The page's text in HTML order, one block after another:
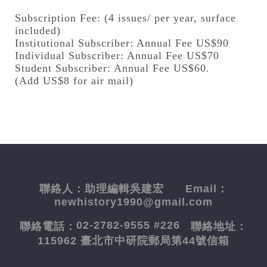
Subscription Fee: (4 issues/ per year, surface
included)
Institutional Subscriber: Annual Fee US$90
Individual Subscriber: Annual Fee US$70
Student Subscriber: Annual Fee US$60.
(Add US$8 for air mail)
聯絡人： 助理編輯吳建宏 Email：
newhistory1990@gmail.com
聯絡電話： 02-2782-9555 #226 聯絡地址：
115962 臺北市中研院郵局第44號信箱